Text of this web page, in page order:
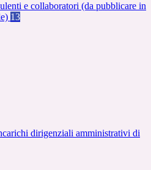
e collaboratori (da pubblicare in
13
dirigenziali amministrativi di